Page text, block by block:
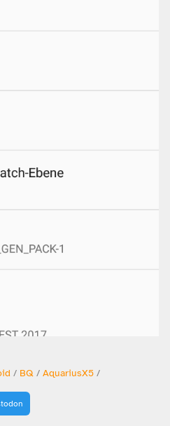
/ BQ / AquariusX5 /